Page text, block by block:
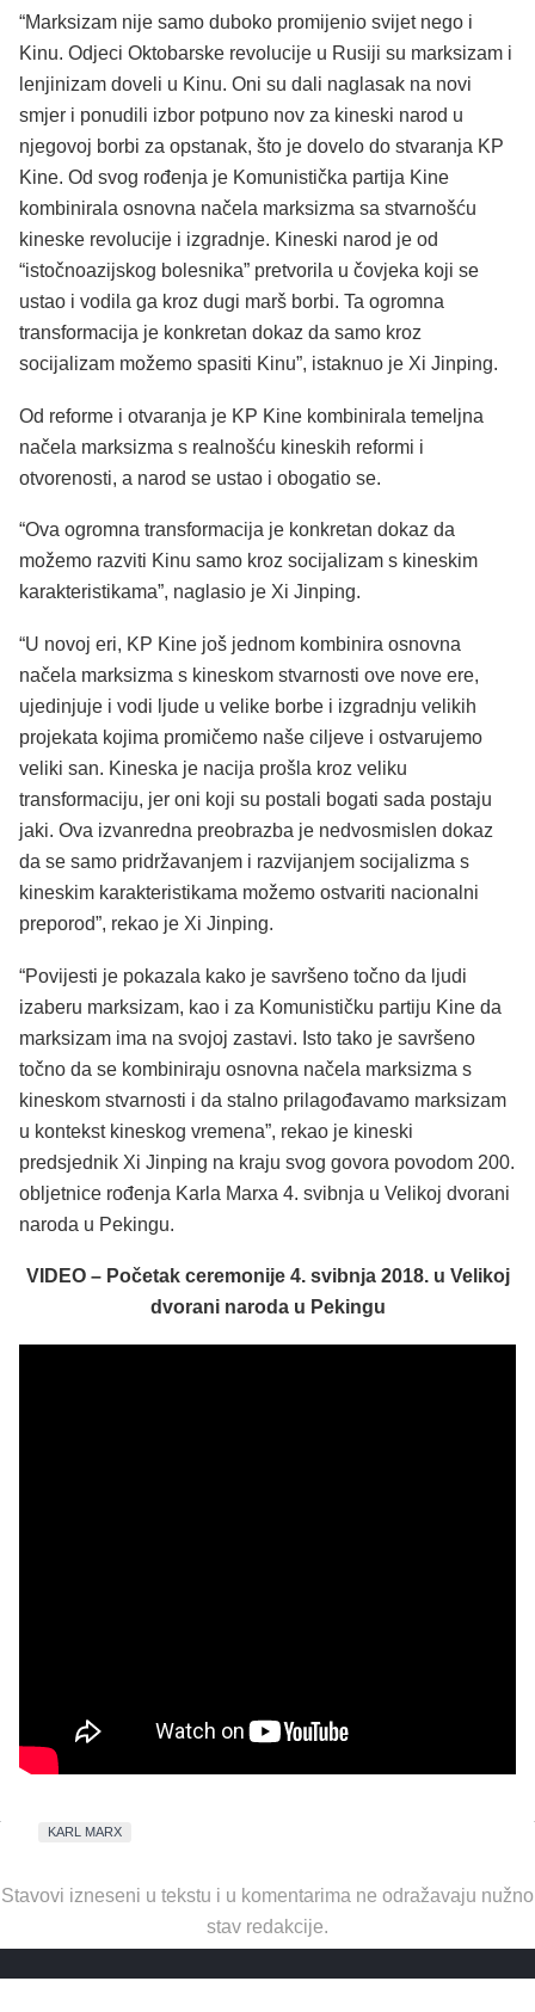
“Marksizam nije samo duboko promijenio svijet nego i
Kinu. Odjeci Oktobarske revolucije u Rusiji su marksizam i
lenjinizam doveli u Kinu. Oni su dali naglasak na novi
smjer i ponudili izbor potpuno nov za kineski narod u
njegovoj borbi za opstanak, što je dovelo do stvaranja KP
Kine. Od svog rođenja je Komunistička partija Kine
kombinirala osnovna načela marksizma sa stvarnošću
kineske revolucije i izgradnje. Kineski narod je od
“istočnoazijskog bolesnika” pretvorila u čovjeka koji se
ustao i vodila ga kroz dugi marš borbi. Ta ogromna
transformacija je konkretan dokaz da samo kroz
socijalizam možemo spasiti Kinu”, istaknuo je Xi Jinping.
Od reforme i otvaranja je KP Kine kombinirala temeljna
načela marksizma s realnošću kineskih reformi i
otvorenosti, a narod se ustao i obogatio se.
“Ova ogromna transformacija je konkretan dokaz da
možemo razviti Kinu samo kroz socijalizam s kineskim
karakteristikama”, naglasio je Xi Jinping.
“U novoj eri, KP Kine još jednom kombinira osnovna
načela marksizma s kineskom stvarnosti ove nove ere,
ujedinjuje i vodi ljude u velike borbe i izgradnju velikih
projekata kojima promičemo naše ciljeve i ostvarujemo
veliki san. Kineska je nacija prošla kroz veliku
transformaciju, jer oni koji su postali bogati sada postaju
jaki. Ova izvanredna preobrazba je nedvosmislen dokaz
da se samo pridržavanjem i razvijanjem socijalizma s
kineskim karakteristikama možemo ostvariti nacionalni
preporod”, rekao je Xi Jinping.
“Povijesti je pokazala kako je savršeno točno da ljudi
izaberu marksizam, kao i za Komunističku partiju Kine da
marksizam ima na svojoj zastavi. Isto tako je savršeno
točno da se kombiniraju osnovna načela marksizma s
kineskom stvarnosti i da stalno prilagođavamo marksizam
u kontekst kineskog vremena”, rekao je kineski
predsjednik Xi Jinping na kraju svog govora povodom 200.
obljetnice rođenja Karla Marxa 4. svibnja u Velikoj dvorani
naroda u Pekingu.
VIDEO – Početak ceremonije 4. svibnja 2018. u Velikoj
dvorani naroda u Pekingu
KARL MARX
Stavovi izneseni u tekstu i u komentarima ne odražavaju nužno
stav redakcije.